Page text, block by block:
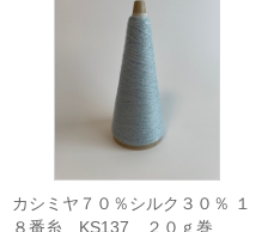
カシミヤ７０％シルク３０％ １
８番糸 KS137 ２０ｇ巻